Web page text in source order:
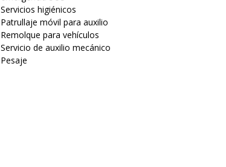
Servicios higiénicos
Patrullaje móvil para auxilio
Remolque para vehículos
Servicio de auxilio mecánico
Pesaje